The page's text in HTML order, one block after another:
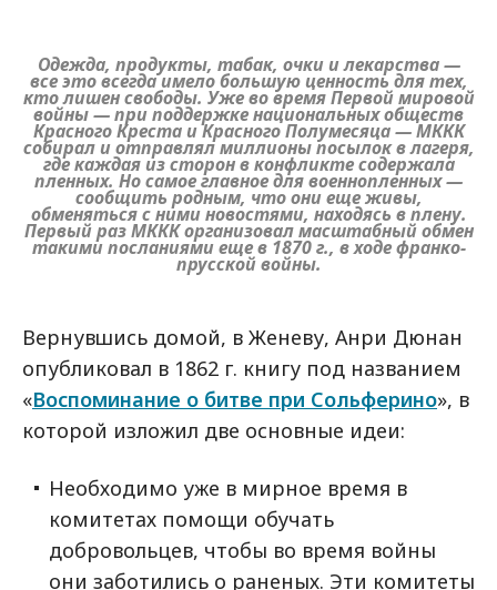
Одежда, продукты, табак, очки и лекарства —
все это всегда имело большую ценность для тех,
кто лишен свободы. Уже во время Первой мировой
войны — при поддержке национальных обществ
Красного Креста и Красного Полумесяца — МККК
собирал и отправлял миллионы посылок в лагеря,
где каждая из сторон в конфликте содержала
пленных. Но самое главное для военнопленных —
сообщить родным, что они еще живы,
обменяться с ними новостями, находясь в плену.
Первый раз МККК организовал масштабный обмен
такими посланиями еще в 1870 г., в ходе франко-
прусской войны.
Вернувшись домой, в Женеву, Анри Дюнан
опубликовал в 1862 г. книгу под названием
«Воспоминание о битве при Сольферино», в
которой изложил две основные идеи:
Необходимо уже в мирное время в
комитетах помощи обучать
добровольцев, чтобы во время войны
они заботились о раненых. Эти комитеты